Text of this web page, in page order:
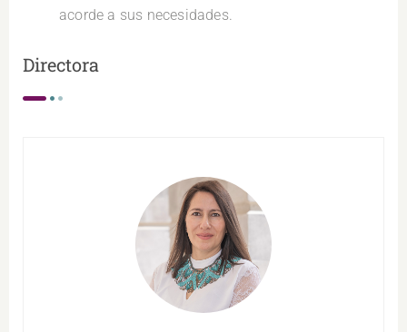
acorde a sus necesidades.
Directora